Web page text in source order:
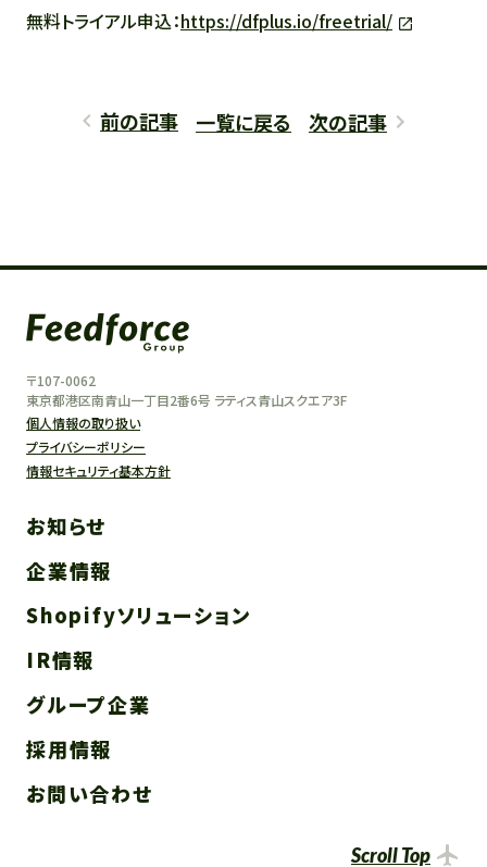
無料トライアル申込：https://dfplus.io/freetrial/
前の記事 一覧に戻る 次の記事
〒107-0062
東京都港区南青山一丁目2番6号 ラティス青山スクエア3F
個人情報の取り扱い
プライバシーポリシー
情報セキュリティ基本方針
お知らせ
企業情報
Shopifyソリューション
IR情報
グループ企業
採用情報
お問い合わせ
Scroll Top